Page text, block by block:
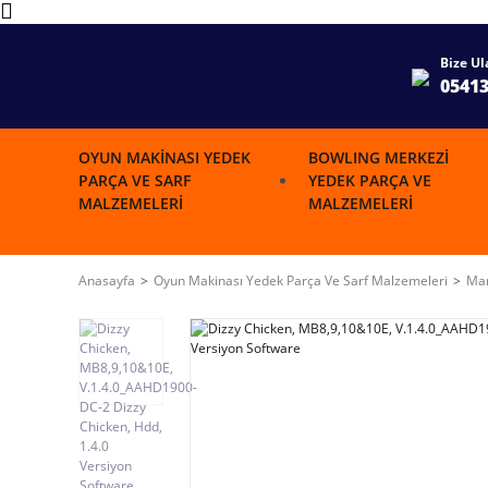
Bize
OYUN MAKINASI YEDEK
PARÇA VE SARF
MALZEMELERI
BOWLING MERKEZI
YEDEK PARÇA VE
MALZEMELERI
Anasayfa Oyun Makinası Yedek Parça Ve Sarf Malzemeleri